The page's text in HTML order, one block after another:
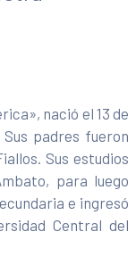
nació el 13 de
padres fueron
Sus estudios
para luego
e ingresó
Central del